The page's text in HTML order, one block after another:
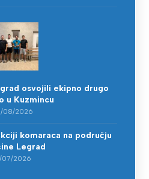
osvojili ekipno drugo
u Kuzmincu
08/2026
komaraca na području
Legrad
07/2026